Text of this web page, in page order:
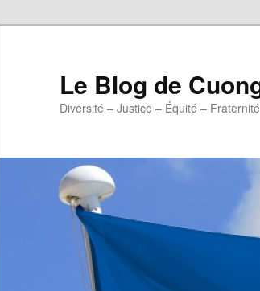
Le Blog de
Diversité – Justice – Équité – Fraternité